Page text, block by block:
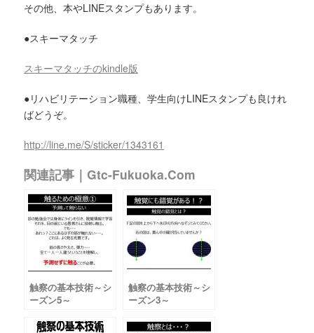
その他、本やLINEスタンプもあります。
●スキーマタッチ
スキーマタッチのkindle版
●リハビリテーション職種、学生向けLINEスタンプも良けれ
ばどうぞ。
http://line.me/S/sticker/1343161
関連記事｜gtc-Fukuoka.com
触察の基本技術～シ
ーズン5～
触察の基本技術～シ
ーズン3～